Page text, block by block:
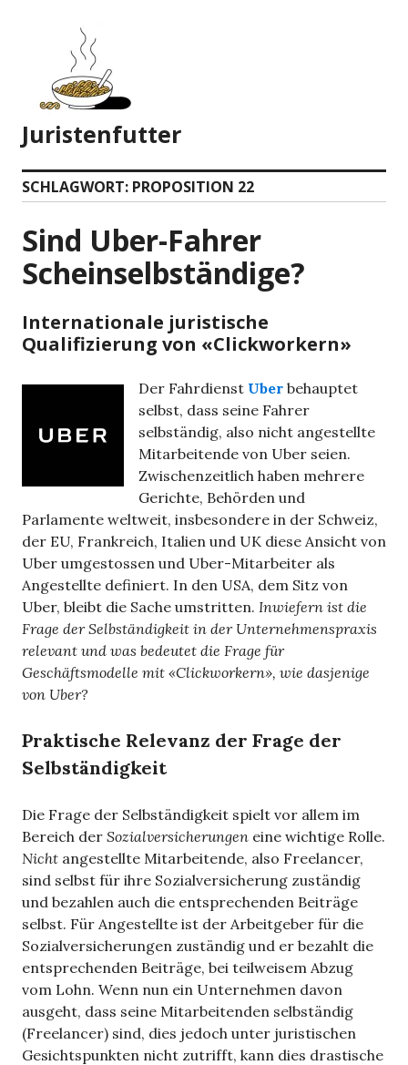
springen
Juristenfutter
SCHLAGWORT: PROPOSITION 22
Sind Uber-Fahrer
Scheinselbständige?
Internationale juristische
Qualifizierung von «Clickworkern»
Der Fahrdienst Uber behauptet
selbst, dass seine Fahrer
selbständig, also nicht angestellte
Mitarbeitende von Uber seien.
Zwischenzeitlich haben mehrere
Gerichte, Behörden und
Parlamente weltweit, insbesondere in der Schweiz,
der EU, Frankreich, Italien und UK diese Ansicht von
Uber umgestossen und Uber-Mitarbeiter als
Angestellte definiert. In den USA, dem Sitz von
Uber, bleibt die Sache umstritten. Inwiefern ist die
Frage der Selbständigkeit in der Unternehmenspraxis
relevant und was bedeutet die Frage für
Geschäftsmodelle mit «Clickworkern», wie dasjenige
von Uber?
Praktische Relevanz der Frage der
Selbständigkeit
Die Frage der Selbständigkeit spielt vor allem im
Bereich der Sozialversicherungen eine wichtige Rolle.
Nicht angestellte Mitarbeitende, also Freelancer,
sind selbst für ihre Sozialversicherung zuständig
und bezahlen auch die entsprechenden Beiträge
selbst. Für Angestellte ist der Arbeitgeber für die
Sozialversicherungen zuständig und er bezahlt die
entsprechenden Beiträge, bei teilweisem Abzug
vom Lohn. Wenn nun ein Unternehmen davon
ausgeht, dass seine Mitarbeitenden selbständig
(Freelancer) sind, dies jedoch unter juristischen
Gesichtspunkten nicht zutrifft, kann dies drastische